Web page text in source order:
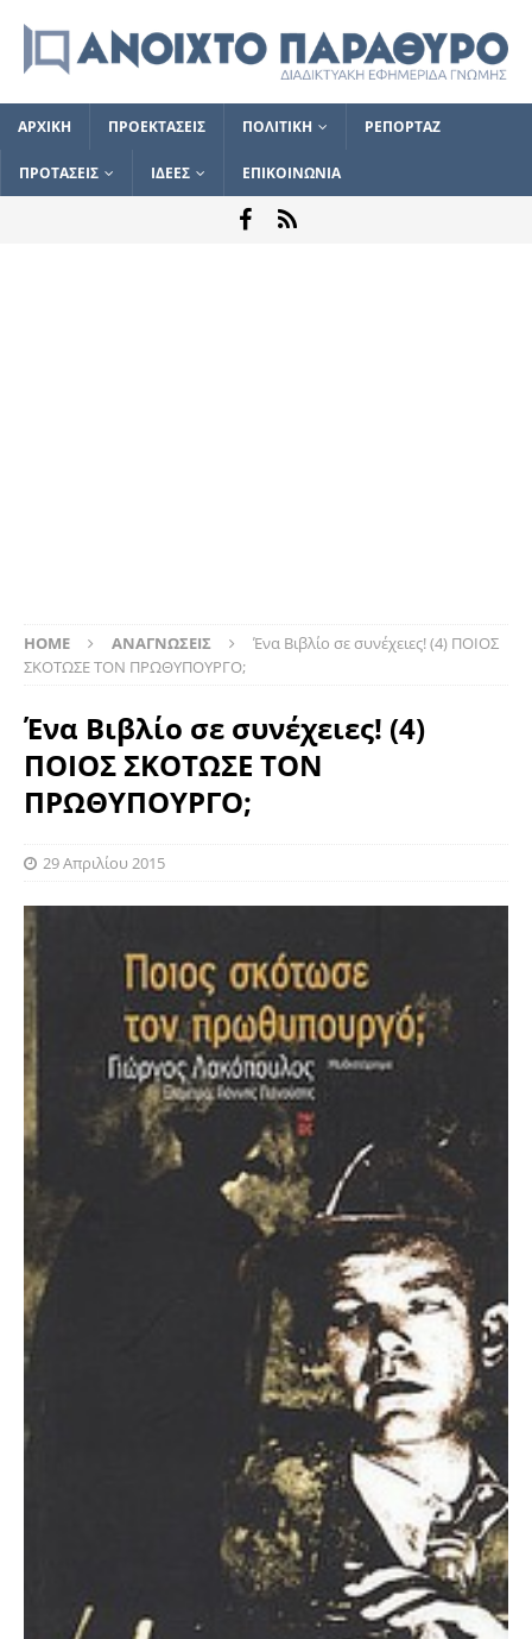
ΑΡΧΙΚΗ ΠΡΟΕΚΤΑΣΕΙΣ ΠΟΛΙΤΙΚΗ ΡΕΠΟΡΤΑΖ
ΠΡΟΤΑΣΕΙΣ ΙΔΕΕΣ ΕΠΙΚΟΙΝΩΝΙΑ
HOME ΑΝΑΓΝΩΣΕΙΣ
Ένα Βιβλίο σε συνέχειες! (4) ΠΟΙΟΣ
ΣΚΟΤΩΣΕ ΤΟΝ ΠΡΩΘΥΠΟΥΡΓΟ;
Ένα Βιβλίο σε συνέχειες! (4)
ΠΟΙΟΣ ΣΚΟΤΩΣΕ ΤΟΝ
ΠΡΩΘΥΠΟΥΡΓΟ;
29 Απριλίου 2015